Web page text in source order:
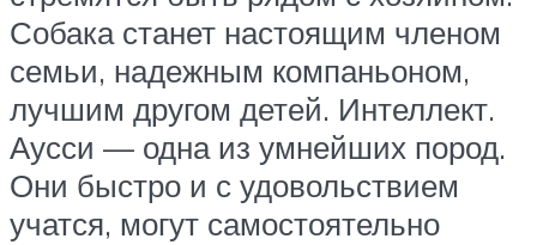
Собака станет настоящим членом
семьи, надежным компаньоном,
лучшим другом детей. Интеллект.
Аусси — одна из умнейших пород.
Они быстро и с удовольствием
учатся, могут самостоятельно